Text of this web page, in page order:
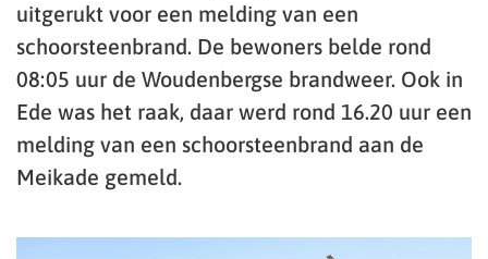
uitgerukt voor een melding van een
schoorsteenbrand. De bewoners belde rond
08:05 uur de Woudenbergse brandweer. Ook in
Ede was het raak, daar werd rond 16.20 uur een
melding van een schoorsteenbrand aan de
Meikade gemeld.